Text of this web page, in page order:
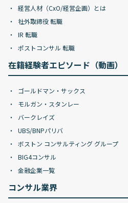
経営人材（CxO/経営企画）とは
社外取締役 転職
IR 転職
ポストコンサル 転職
在籍経験者エピソード（動画）
ゴールドマン・サックス
モルガン・スタンレー
バークレイズ
UBS/BNPパリバ
ボストン コンサルティング グループ
BIG4コンサル
金融企業一覧
コンサル業界